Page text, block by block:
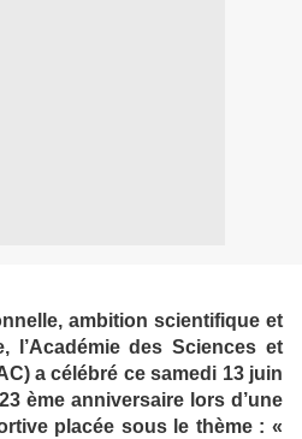
ambition scientifique et
l’Académie des Sciences et
a célébré ce samedi 13 juin
ème anniversaire lors d’une
placée sous le thème : «